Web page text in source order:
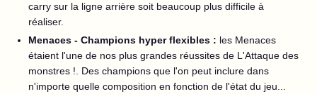
carry sur la ligne arrière soit beaucoup plus difficile à
réaliser.
Menaces - Champions hyper flexibles : les Menaces
étaient l'une de nos plus grandes réussites de L'Attaque des
monstres !. Des champions que l'on peut inclure dans
n'importe quelle composition en fonction de l'état du jeu...